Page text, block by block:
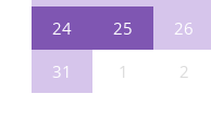
24
25 26
31
1 2